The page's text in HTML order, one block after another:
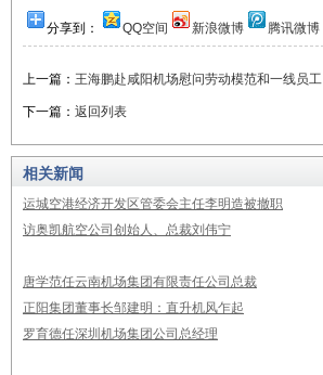
分享到： QQ空间 新浪微博 腾讯微博
上一篇： 王海鹏赴咸阳机场慰问劳动模范和一线员工
下一篇： 返回列表
相关新闻
运城空港经济开发区管委会主任李明造被撤职
访奥凯航空公司创始人、总裁刘伟宁
唐学范任云南机场集团有限责任公司总裁
正阳集团董事长邹建明：直升机风乍起
罗育德任深圳机场集团公司总经理